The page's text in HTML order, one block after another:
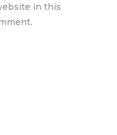
in this